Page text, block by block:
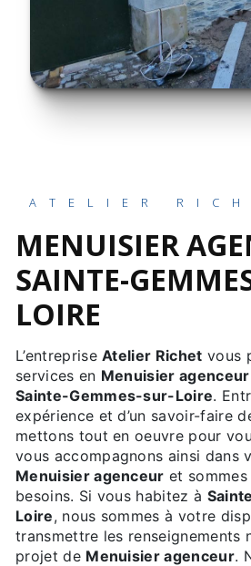
ATELIER
MENUISIER AGENCEUR À
SAINTE-
LOIRE
L’entrepriseAtelier Richet vous
services en Menuisier agenceur
Sainte-Gemmes-sur-Loire.
expérience et d’un savoir-faire
mettons tout en oeuvre pour
vous accompagnons ainsi dans
Menuisier agenceur et sommes
besoins. Si vous habitez à
Loire, nous sommes à votre
transmettre les renseignements
projet de Menuisier agenceur.